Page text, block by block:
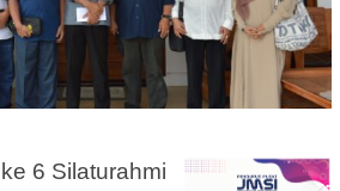
6 Silaturahmi